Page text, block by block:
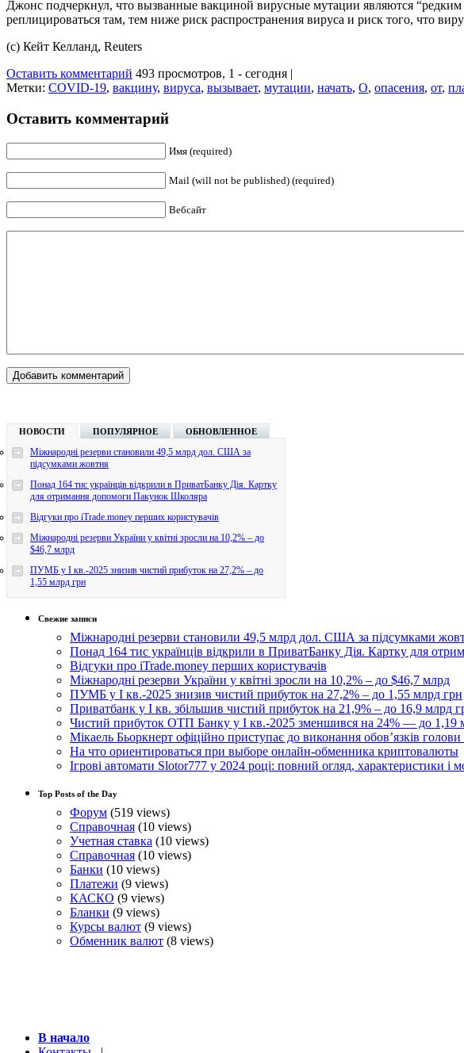
Джонс подчеркнул, что вызванные вакциной вирусные мутации являются
реплицироваться там, тем ниже риск распространения вируса и риск того, что
(c) Кейт Келланд, Reuters
Оставить комментарий 493 просмотров, 1 - сегодня |
Метки: COVID-19, вакцину, вируса, вызывает, мутации, начать, О, опасения, от,
Оставить комментарий
Имя (required)
Mail (will not be published) (required)
Вебсайт
НОВОСТИ ПОПУЛЯРНОЕ ОБНОВЛЕННОЕ
Міжнародні резерви становили 49,5 млрд дол. США за
підсумками жовтня
Понад 164 тис українців відкрили в ПриватБанку Дія. Картку
для отримання допомоги Пакунок Школяра
Відгуки про iTrade.money перших користувачів
Міжнародні резерви України у квітні зросли на 10,2% – до
$46,7 млрд
ПУМБ у I кв.-2025 знизив чистий прибуток на 27,2% – до
1,55 млрд грн
Свежие записи
Міжнародні резерви становили 49,5 млрд дол. США за підсумками
Понад 164 тис українців відкрили в ПриватБанку Дія. Картку для
Відгуки про iTrade.money перших користувачів
Міжнародні резерви України у квітні зросли на 10,2% – до $46,7 млрд
ПУМБ у I кв.-2025 знизив чистий прибуток на 27,2% – до 1,55 млрд грн
Приватбанк у І кв. збільшив чистий прибуток на 21,9% – до 16,9 млрд
Чистий прибуток ОТП Банку у І кв.-2025 зменшився на 24% — до 1,19
Мікаель Бьоркнерт офіційно приступає до виконання обовʼязків
На что ориентироваться при выборе онлайн-обменника криптовалюты
Ігрові автомати Slotor777 у 2024 році: повний огляд, характеристики і
Top Posts of the Day
Форум (519 views)
Справочная (10 views)
Учетная ставка (10 views)
Справочная (10 views)
Банки (10 views)
Платежи (9 views)
КАСКО (9 views)
Бланки (9 views)
Курсы валют (9 views)
Обменник валют (8 views)
В начало